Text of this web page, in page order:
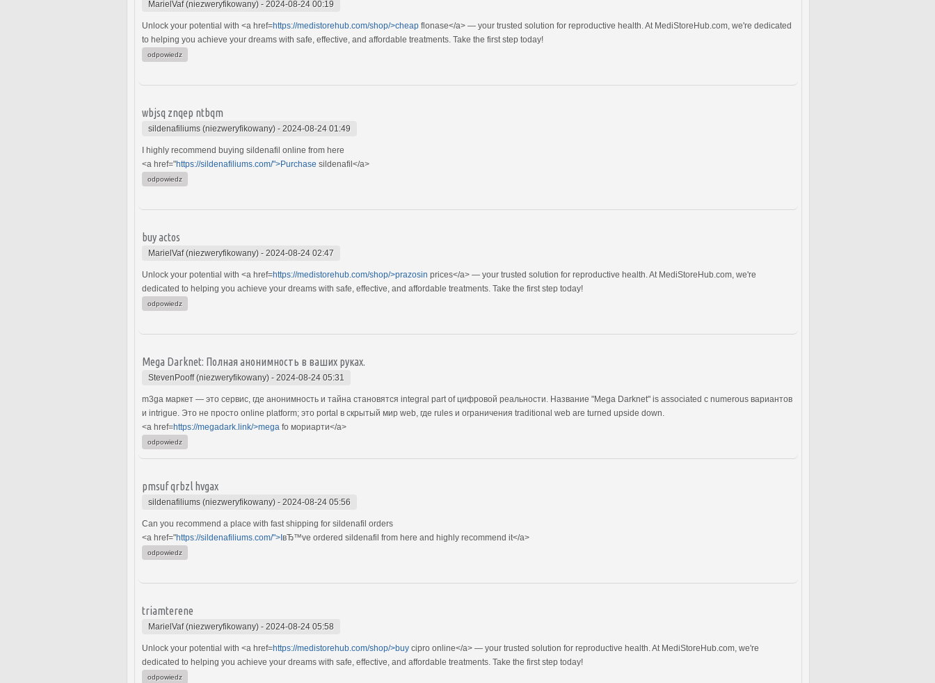
MarielVaf (niezweryfikowany) - 2024-08-24 00:19
Unlock your potential with <a href=https://medistorehub.com/shop/>cheap flonase</a> — your trusted solution for reproductive health. At MediStoreHub.com, we're dedicated
to helping you achieve your dreams with safe, effective, and affordable treatments. Take the first step today!
odpowiedz
wbjsq znqep ntbqm
sildenafiliums (niezweryfikowany) - 2024-08-24 01:49
I highly recommend buying sildenafil online from here
<a href="https://sildenafiliums.com/">Purchase sildenafil</a>
odpowiedz
buy actos
MarielVaf (niezweryfikowany) - 2024-08-24 02:47
Unlock your potential with <a href=https://medistorehub.com/shop/>prazosin prices</a> — your trusted solution for reproductive health. At MediStoreHub.com, we're
dedicated to helping you achieve your dreams with safe, effective, and affordable treatments. Take the first step today!
odpowiedz
Mega Darknet: Полная анонимность в ваших руках.
StevenPooff (niezweryfikowany) - 2024-08-24 05:31
m3ga маркет — это сервис, где анонимность и тайна становятся integral part of цифровой реальности. Название "Mega Darknet" is associated с numerous вариантов
и intrigue. Это не просто online platform; это portal в скрытый мир web, где rules и ограничения traditional web are turned upside down.
<a href=https://megadark.link/>mega fo мориарти</a>
odpowiedz
pmsuf qrbzl hvgax
sildenafiliums (niezweryfikowany) - 2024-08-24 05:56
Can you recommend a place with fast shipping for sildenafil orders
<a href="https://sildenafiliums.com/">IвЂ™ve ordered sildenafil from here and highly recommend it</a>
odpowiedz
triamterene
MarielVaf (niezweryfikowany) - 2024-08-24 05:58
Unlock your potential with <a href=https://medistorehub.com/shop/>buy cipro online</a> — your trusted solution for reproductive health. At MediStoreHub.com, we're
dedicated to helping you achieve your dreams with safe, effective, and affordable treatments. Take the first step today!
odpowiedz